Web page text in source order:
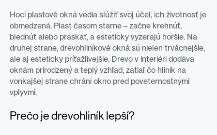
Hoci plastové okná vedia slúžiť svoj účel, ich životnosť je
obmedzená. Plast časom starne – začne krehnúť,
blednúť alebo praskať, a esteticky vyzerajú horšie. Na
druhej strane, drevohliníkové okná sú nielen trvácnejšie,
ale aj esteticky príťažlivejšie. Drevo v interiéri dodáva
oknám prirodzený a teplý vzhľad, zatiaľ čo hliník na
vonkajšej strane chráni okno pred poveternostnými
vplyvmi.
Prečo je drevohliník lepší?